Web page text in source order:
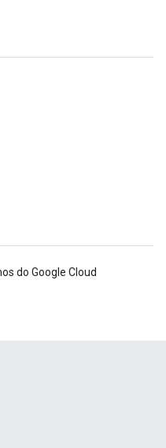
do Google Cloud